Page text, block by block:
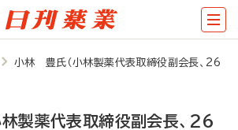
小林 豊氏（小林製薬代表取締役副会長、26
製薬代表取締役副会長、26